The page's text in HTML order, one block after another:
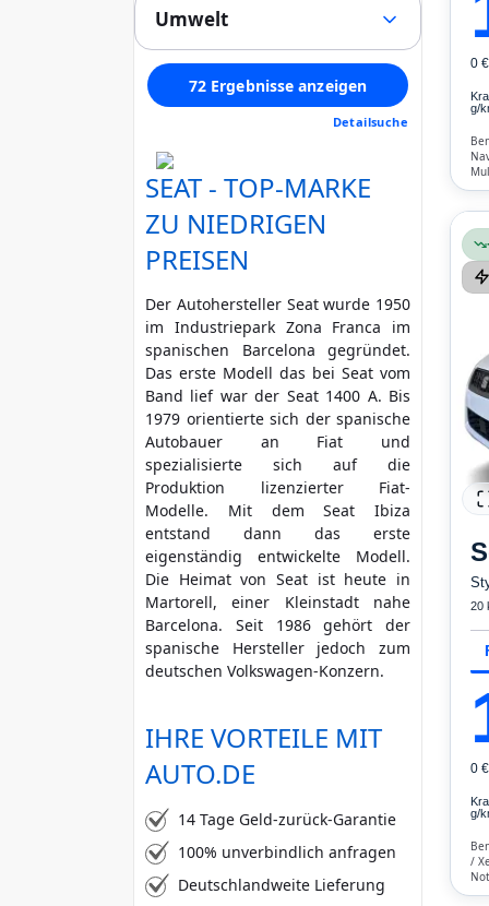
Stoff (66)
Velours (0)
Kunstleder (0)
LED / Laser / Xenon
Tempomat (63)
Panoramadach (0)
Multifunktionslenkrad (72)
Parkassistent (0)
Lichtsensor (71)
Head Up Display
Bluetooth (70)
Freisprecheinrichtung (66)
Verkehrszeichen-
Erkennung (62)
ESP (72)
(71)
Klimatisierung (72)
Airbag
mehr Kriterien
Alle
1
Unfallfahrzeug
Nicht anzeigen
HU / AU neu
Zusätzliche Garantie (52)
Nichtraucher (42)
Umwelt
Schadstoffklasse min. (Euro)
grün (4) gelb (3)
rot (2) No
Rußpartikelfilter
72 Ergebnisse anzeigen
Detailsuche
SEAT - TOP-MARKE
ZU NIEDRIGEN
PREISEN
Der Autohersteller Seat wurde 1950
im Industriepark Zona Franca im
spanischen Barcelona gegründet.
Das erste Modell das bei Seat vom
Band lief war der Seat 1400 A. Bis
1979 orientierte sich der spanische
Autobauer an Fiat und
spezialisierte sich auf die
Produktion lizenzierter Fiat-
Modelle. Mit dem Seat Ibiza
entstand dann das erste
eigenständig entwickelte Modell.
Die Heimat von Seat ist heute in
Martorell, einer Kleinstadt nahe
Barcelona. Seit 1986 gehört der
spanische Hersteller jedoch zum
deutschen Volkswagen-Konzern.
IHRE VORTEILE MIT
AUTO.DE
14 Tage Geld-zurück-Garantie
100% unverbindlich anfragen
Deutschlandweite Lieferung
0
g/
20
0
g/
/